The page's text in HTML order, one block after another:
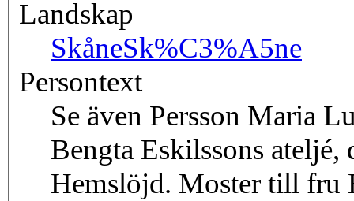
Landskap
SkåneSk%C3%A5ne
Persontext
Se även Persson Maria
Bengta Eskilssons
Hemslöjd. Moster till fru